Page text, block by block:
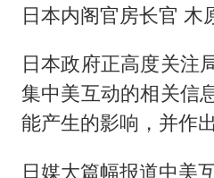
日本内阁官房长官 木
日本政府正高度关注
集中美互动的相关信
能产生的影响，并作
日媒大篇幅报道中美